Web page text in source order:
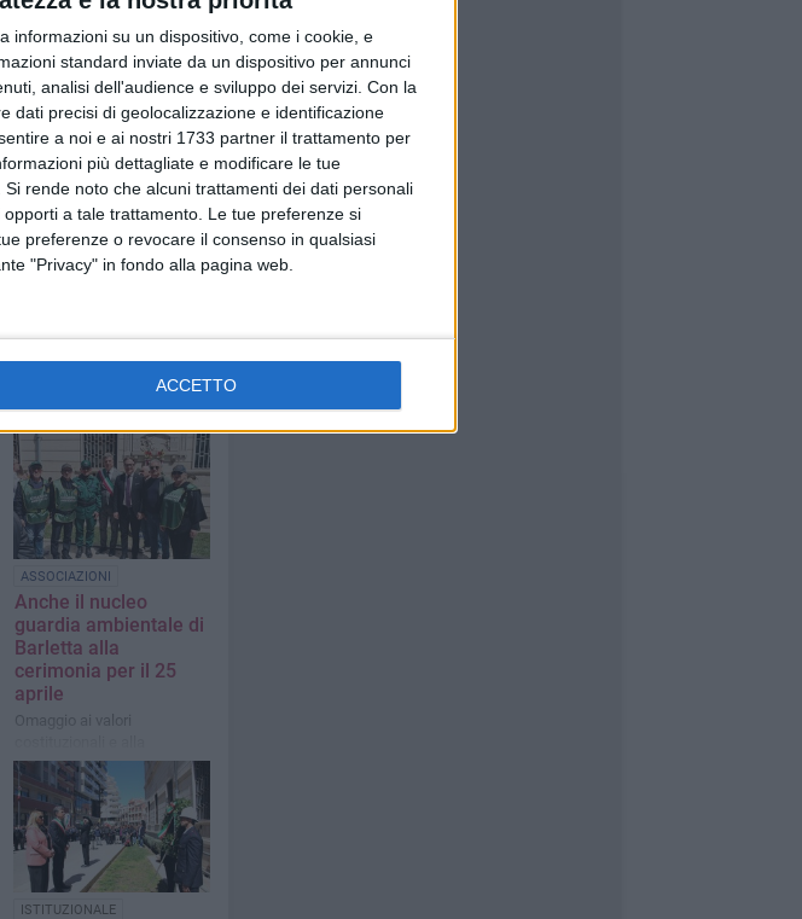
informazioni su un dispositivo, come i cookie, e
standard inviate da un dispositivo per annunci
analisi dell'audience e sviluppo dei servizi. Con la
dati precisi di geolocalizzazione e identificazione
a noi e ai nostri 1733 partner il trattamento per
più dettagliate e modificare le tue
Si rende noto che alcuni trattamenti dei dati personali
a tale trattamento. Le tue preferenze si
preferenze o revocare il consenso in qualsiasi
"Privacy" in fondo alla pagina web.
ACCETTO
ASSOCIAZIONI
Anche il nucleo
guardia ambientale di
Barletta alla
cerimonia per il 25
aprile
Omaggio ai valori
memoria di papa Francesco
ISTITUZIONALE